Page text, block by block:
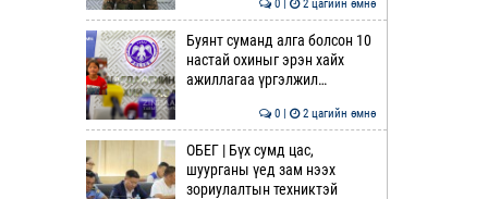
0 | 2 цагийн өмнө
Буянт суманд алга болсон 10
настай охиныг эрэн хайх
ажиллагаа үргэлжил…
0 | 2 цагийн өмнө
ОБЕГ | Бүх сумд цас,
шуурганы үед зам нээх
зориулалтын техниктэй